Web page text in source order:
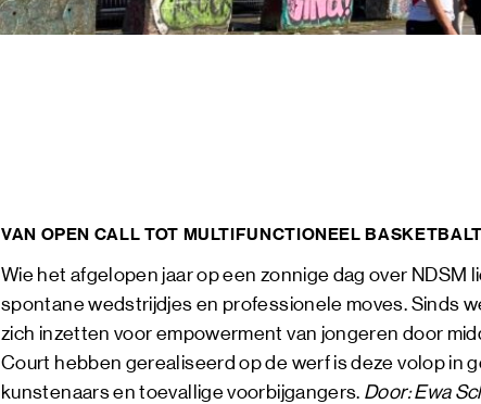
VAN OPEN CALL TOT MULTIFUNCTIONEEL
Wie het afgelopen jaar op een zonnige dag over NDSM
spontane wedstrijdjes en professionele moves. Sinds
zich inzetten voor empowerment van jongeren door
Court hebben gerealiseerd op de werf is deze volop in
kunstenaars en toevallige voorbijgangers. Door: Ewa